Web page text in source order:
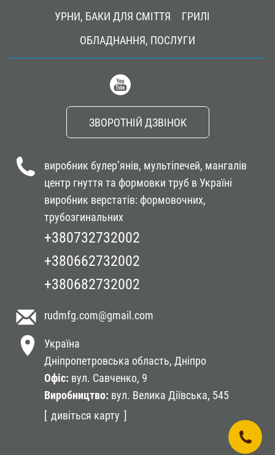
УРНИ, БАКИ ДЛЯ СМІТТЯ
ГРИЛІ
ОБЛАДНАННЯ, ПОСЛУГИ
ЗВОРОТНІЙ ДЗВІНОК
Україна
Дніпропетровська область, Дніпро
Офіc: вул. Савченко, 9
Виробництво: вул. Велика Діївська, 545
дивіться карту
виробник булер’янів, мультіпечей, мангалів
центр гнуття та формовки труб в Україні
виробник верстатів: формовочних,
трубозгинальних
+380732732002
+380662732002
+380682732002
rudmfg.com@gmail.com